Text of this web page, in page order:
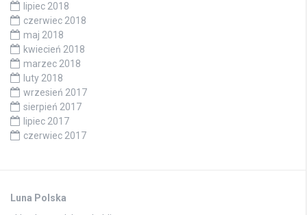
lipiec 2018
czerwiec 2018
maj 2018
kwiecień 2018
marzec 2018
luty 2018
wrzesień 2017
sierpień 2017
lipiec 2017
czerwiec 2017
Luna Polska